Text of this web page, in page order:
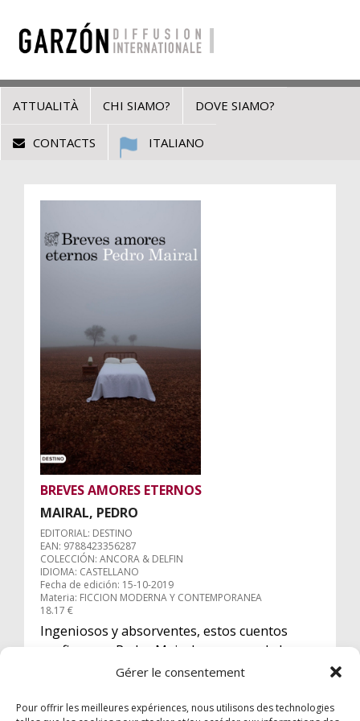
Gérer le consentement
Pour offrir les meilleures expériences, nous utilisons des technologies
ATTUALITÀ CHI SIAMO? DOVE SIAMO?
CONTACTS ITALIANO
BREVES AMORES ETERNOS
MAIRAL, PEDRO
EDITORIAL: DESTINO
EAN: 9788423356287
COLECCIÓN: ANCORA & DELFIN
IDIOMA: CASTELLANO
Fecha de edición: 15-10-2019
Materia: FICCION MODERNA Y CONTEMPORANEA
18.17 €
Ingeniosos y absorventes, estos cuentos
confirman a Pedro Mairal como uno de los
escritores en lengua española más talentosos